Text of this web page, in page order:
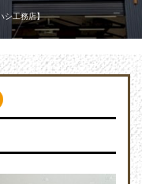
シ工務店】